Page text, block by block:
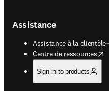
Assistance
Assistance à la clientèle
Centre de ressources
opens in new tab/window
Sign in to products